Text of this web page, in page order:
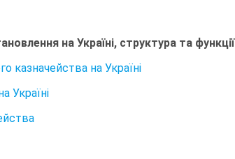
на Україні, структура та функції
казначейства на Україні
Україні